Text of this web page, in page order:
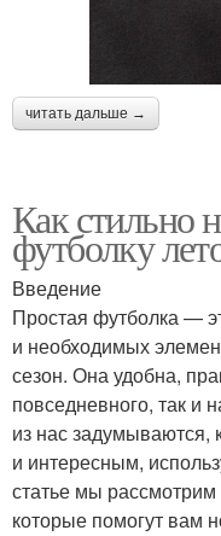
читать дальше →
Как стильно
футболку
Введение
Простая футболка —
и необходимых
сезон. Она удобна,
повседневного, так и
из нас задумываются,
и интересным,
статье мы рассмотрим
которые помогут вам